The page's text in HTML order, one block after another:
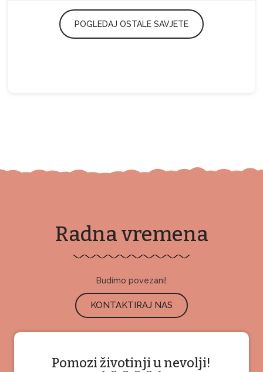
POGLEDAJ OSTALE SAVJETE
Radna vremena
Budimo povezani!
KONTAKTIRAJ NAS
Pomozi životinji u nevolji!